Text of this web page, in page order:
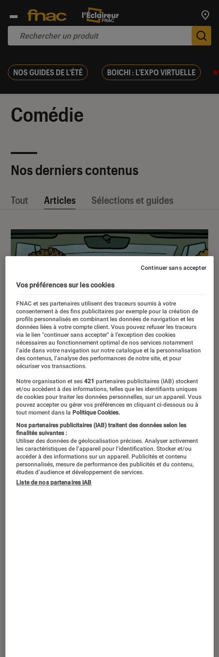
NOS GUIDES DE L'ÉTÉ BOICHI : L'EXPO VIRTUELLE
Comédie
Nos derniers contenus
Tout Articles Sélections et guides
Long Story Short: la nouvelle pépite
animée de Netflix, entre absurdité et
CRITIQUE
Séries • 22 août. 2025
Vos préférences sur les cookies
FNAC et ses partenaires utilisent des traceurs soumis à votre
consentement à des fins publicitaires par exemple pour la création de
profils personnalisés en combinant les données de navigation et les
données liées à votre compte client. Vous pouvez refuser les traceurs
via le lien "continuer sans accepter" à l’exception des cookies
nécessaires au fonctionnement optimal de nos services notamment
l’aide dans votre navigation sur notre catalogue et la personnalisation
des contenus, l’analyse des performances de notre site, et pour
sécuriser vos transactions.
Notre organisation et ses421 partenaires publicitaires (IAB) stockent
et/ou accèdent à des informations, telles que les identifiants uniques
de cookies pour traiter les données personnelles, sur un appareil. Vous
pouvez accepter ou gérer vos préférences en cliquant ci-dessous ou à
tout moment dans la Politique Cookies.
Nos partenaires publicitaires (IAB) traitent des données selon les
finalités suivantes :
Utiliser des données de géolocalisation précises. Analyser activement
les caractéristiques de l’appareil pour l’identification. Stocker et/ou
accéder à des informations sur un appareil. Publicités et contenu
personnalisés, mesure de performance des publicités et du contenu,
études d’audience et développement de services.
Liste de nos partenaires IAB
Continuer sans accepter